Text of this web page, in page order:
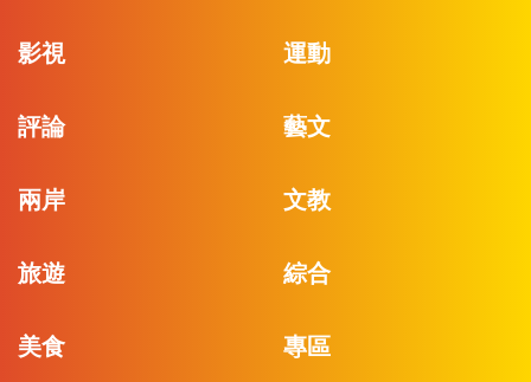
影視 運動
評論 藝文
兩岸 文教
旅遊 綜合
美食 專區